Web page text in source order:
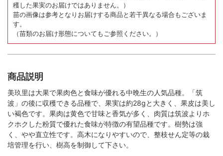
穫した果実のお届けではありません。）
苗の画像は参考となりお届けする商品と若干異なる場合もございま
す。
（苗類のお届け形態についてもご参照ください。）
商品説明
美玖里は大果で果肉色と食味が優れる中晩生の人気品種。「筑
波」の後に収穫できる品種で、果実は約28gと大きく、果皮は美し
い褐色です。果肉は黄色で甘味と香気が多く、肉質は筑波よりホ
クホクした粉質で優れた食味が特徴の有望品種です。樹勢は強
く、やや直立性です。高木になりやすいので、整枝せん定等の栽
培管理を行い、樹高を制御して下さい。